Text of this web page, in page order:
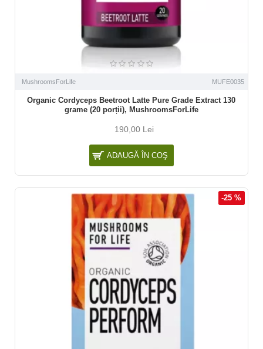
MushroomsForLife MUFE0035
Organic Cordyceps Beetroot Latte Pure Grade Extract 130
grame (20 porții), MushroomsForLife
190,00 Lei
ADAUGĂ ÎN COŞ
-25 %